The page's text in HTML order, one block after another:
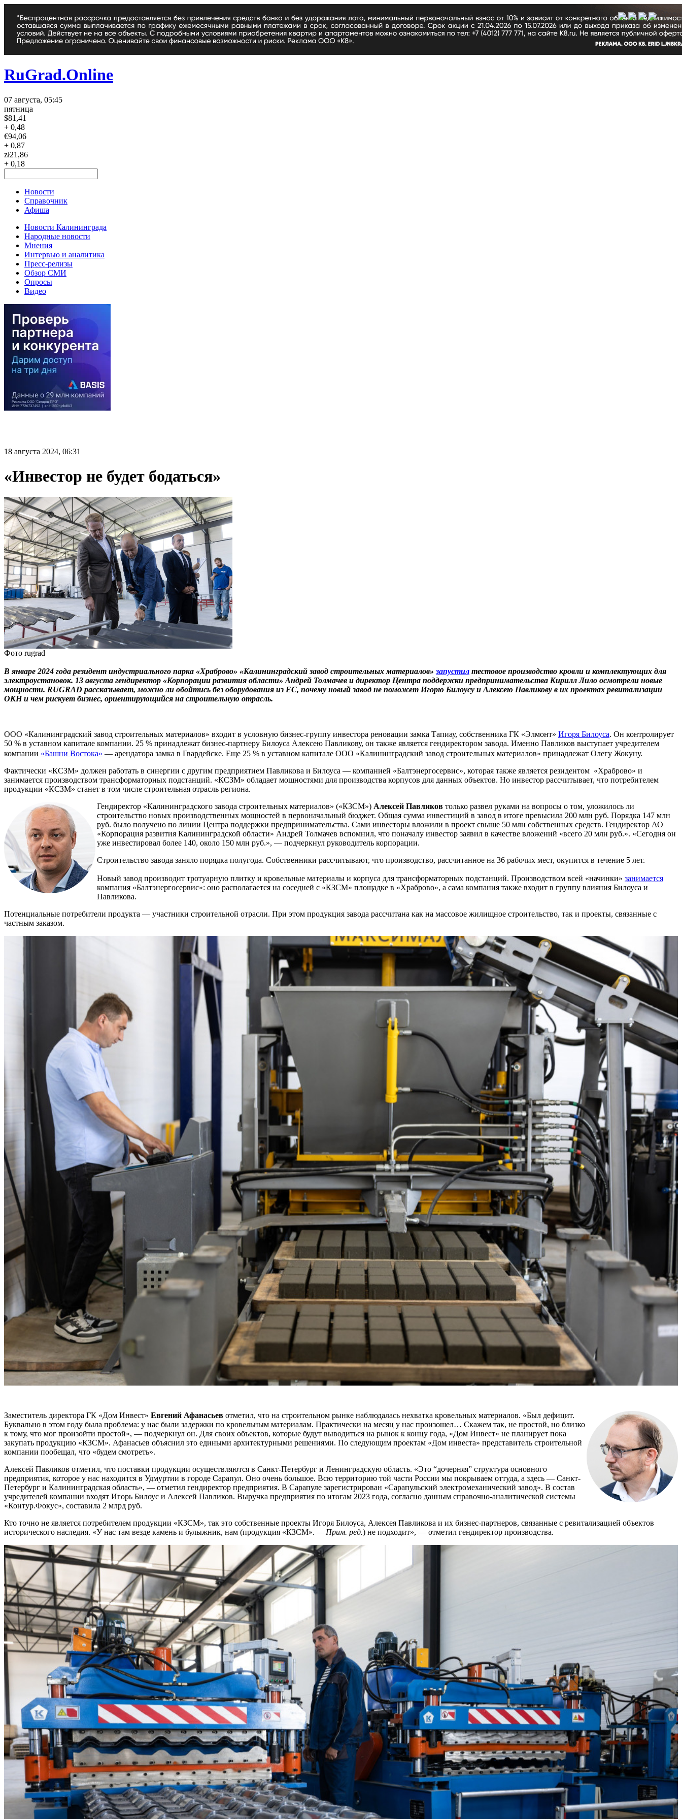
RuGrad.Online
07 августа, 05:45
пятница
$81,41
+ 0,48
€94,06
+ 0,87
zł21,86
+ 0,18
Новости
Справочник
Афиша
Новости Калининграда
Народные новости
Мнения
Интервью и аналитика
Пресс-релизы
Обзор СМИ
Опросы
Видео
18 августа 2024, 06:31
«Инвестор не будет бодаться»
Фото rugrad
В январе 2024 года резидент индустриального парка «Храброво» «Калининградский завод строительных материалов» запустил тестовое производство кровли и комплектующих для
электроустановок. 13 августа гендиректор «Корпорации развития области» Андрей Толмачев и директор Центра поддержки предпринимательства Кирилл Лило осмотрели новые
мощности. RUGRAD рассказывает, можно ли обойтись без оборудования из ЕС, почему новый завод не поможет Игорю Билоусу и Алексею Павликову в их проектах ревитализации
ОКН и чем рискует бизнес, ориентирующийся на строительную отрасль.
ООО «Калининградский завод строительных материалов» входит в условную бизнес-группу инвестора реновации замка Тапиау, собственника ГК «Элмонт» Игоря Билоуса. Он контролирует
50 % в уставном капитале компании. 25 % принадлежат бизнес-партнеру Билоуса Алексею Павликову, он также является гендиректором завода. Именно Павликов выступает учредителем
компании «Башни Востока» — арендатора замка в Гвардейске. Еще 25 % в уставном капитале ООО «Калининградский завод строительных материалов» принадлежат Олегу Жокуну.
Фактически «КСЗМ» должен работать в синергии с другим предприятием Павликова и Билоуса — компанией «Балтэнергосервис», которая также является резидентом «Храброво» и
занимается производством трансформаторных подстанций. «КСЗМ» обладает мощностями для производства корпусов для данных объектов. Но инвестор рассчитывает, что потребителем
продукции «КСЗМ» станет в том числе строительная отрасль региона.
Гендиректор «Калининградского завода строительных материалов» («КЗСМ») Алексей Павликов только развел руками на вопросы о том, уложилось ли
строительство новых производственных мощностей в первоначальный бюджет. Общая сумма инвестиций в завод в итоге превысила 200 млн руб. Порядка 147 млн
руб. было получено по линии Центра поддержки предпринимательства. Сами инвесторы вложили в проект свыше 50 млн собственных средств. Гендиректор АО
«Корпорация развития Калининградской области» Андрей Толмачев вспомнил, что поначалу инвестор заявил в качестве вложений «всего 20 млн руб.». «Сегодня он
уже инвестировал более 140, около 150 млн руб.», — подчеркнул руководитель корпорации.
Строительство завода заняло порядка полугода. Собственники рассчитывают, что производство, рассчитанное на 36 рабочих мест, окупится в течение 5 лет.
Новый завод производит тротуарную плитку и кровельные материалы и корпуса для трансформаторных подстанций. Производством всей «начинки» занимается
компания «Балтэнергосервис»: оно располагается на соседней с «КЗСМ» площадке в «Храброво», а сама компания также входит в группу влияния Билоуса и
Павликова.
Потенциальные потребители продукта — участники строительной отрасли. При этом продукция завода рассчитана как на массовое жилищное строительство, так и проекты, связанные с
частным заказом.
Заместитель директора ГК «Дом Инвест» Евгений Афанасьев отметил, что на строительном рынке наблюдалась нехватка кровельных материалов. «Был дефицит.
Буквально в этом году была проблема: у нас были задержки по кровельным материалам. Практически на месяц у нас произошел… Скажем так, не простой, но близко
к тому, что мог произойти простой», — подчеркнул он. Для своих объектов, которые будут выводиться на рынок к концу года, «Дом Инвест» не планирует пока
закупать продукцию «КЗСМ». Афанасьев объяснил это едиными архитектурными решениями. По следующим проектам «Дом инвеста» представитель строительной
компании пообещал, что «будем смотреть».
Алексей Павликов отметил, что поставки продукции осуществляются в Санкт-Петербург и Ленинградскую область. «Это “дочерняя” структура основного
предприятия, которое у нас находится в Удмуртии в городе Сарапул. Оно очень большое. Всю территорию той части России мы покрываем оттуда, а здесь — Санкт-
Петербург и Калининградская область», — отметил гендиректор предприятия. В Сарапуле зарегистрирован «Сарапульский электромеханический завод». В состав
учредителей компании входят Игорь Билоус и Алексей Павликов. Выручка предприятия по итогам 2023 года, согласно данным справочно-аналитической системы
«Контур.Фокус», составила 2 млрд руб.
Кто точно не является потребителем продукции «КЗСМ», так это собственные проекты Игоря Билоуса, Алексея Павликова и их бизнес-партнеров, связанные с ревитализацией объектов
исторического наследия. «У нас там везде камень и булыжник, нам (продукция «КЗСМ». — Прим. ред.) не подходит», — отметил гендиректор производства.